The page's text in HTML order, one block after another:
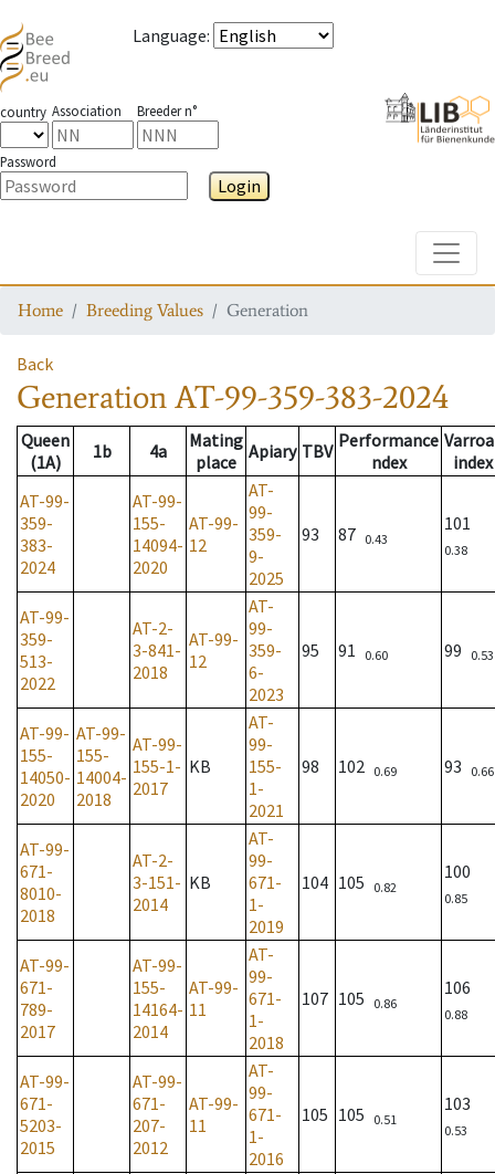
Language:
country Association Breeder n°
Password
Login
Home Breeding Values Generation
Back
GenerationAT-99-359-383-2024
Queen
(1A)
1b 4a
Mating
place Apiary TBV Performance
ndex
index
AT-99-
359-
383-
2024
AT-99-
155-
14094-
2020
AT-99-
12
AT-
99-
359-
9-
2025
93 87 0.43
101
0.38
AT-99-
359-
513-
2022
AT-2-
3-841-
2018
AT-99-
12
AT-
99-
359-
6-
2023
95 91 0.60 99 0.53
AT-99-
155-
14050-
2020
AT-99-
155-
14004-
2018
AT-99-
155-1-
2017
KB
AT-
99-
155-
1-
2021
98 102 0.69 93 0.66
AT-99-
671-
8010-
2018
AT-2-
3-151-
2014
KB
AT-
99-
671-
1-
2019
104 105 0.82
100
0.85
AT-99-
671-
789-
2017
AT-99-
155-
14164-
2014
AT-99-
11
AT-
99-
671-
1-
2018
107 105 0.86
106
0.88
AT-99-
671-
5203-
2015
AT-99-
671-
207-
2012
AT-99-
11
AT-
99-
671-
1-
2016
105 105 0.51
103
0.53